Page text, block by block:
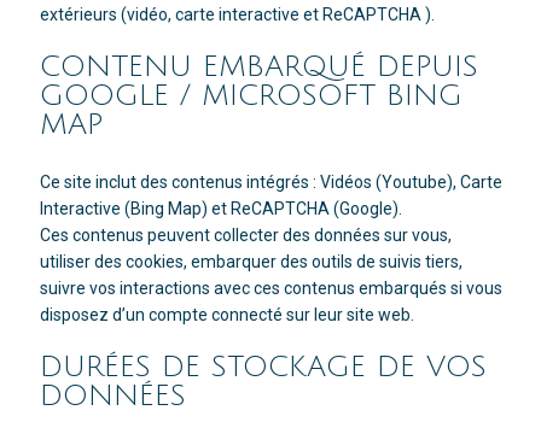
extérieurs (vidéo, carte interactive et ReCAPTCHA ).
CONTENU EMBARQUÉ DEPUIS
GOOGLE / MICROSOFT BING
MAP
Ce site inclut des contenus intégrés : Vidéos (Youtube), Carte
Interactive (Bing Map) et ReCAPTCHA (Google).
Ces contenus peuvent collecter des données sur vous,
utiliser des cookies, embarquer des outils de suivis tiers,
suivre vos interactions avec ces contenus embarqués si vous
disposez d’un compte connecté sur leur site web.
DURÉES DE STOCKAGE DE VOS
DONNÉES